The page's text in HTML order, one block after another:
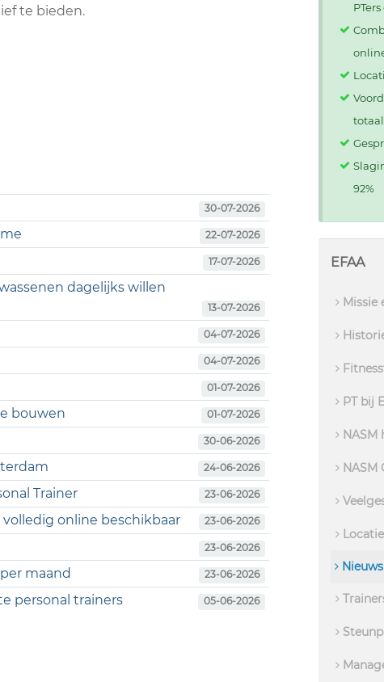
te bieden.
30-07-2026
22-07-2026
17-07-2026
dagelijks willen
13-07-2026
04-07-2026
04-07-2026
01-07-2026
bouwen 01-07-2026
30-06-2026
24-06-2026
Trainer 23-06-2026
online beschikbaar 23-06-2026
23-06-2026
maand 23-06-2026
personal trainers 05-06-2026
92%
EFAA
Missie
PT bij
NASM
NASM
Nieuws